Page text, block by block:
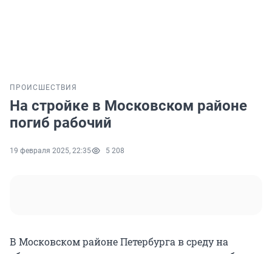
ПРОИСШЕСТВИЯ
На стройке в Московском районе
погиб рабочий
19 февраля 2025, 22:35 5 208
В Московском районе Петербурга в среду на